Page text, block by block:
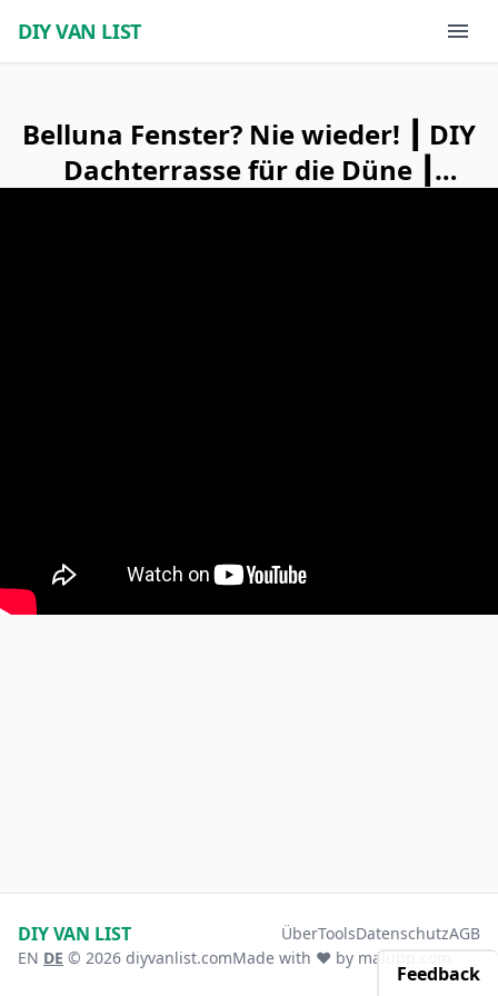
DIY VAN LIST
Feedback
Belluna Fenster? Nie wieder! ┃ DIY
Dachterrasse für die Düne ┃
DIY VAN LIST ÜberToolsDatenschutzAGB
EN DE © 2026 diyvanlist.comMade with ❤️ by malupp.com